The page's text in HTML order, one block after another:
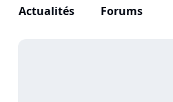
Actualités Forums